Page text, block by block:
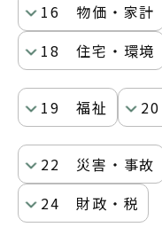
16 物価・家計
18 住宅・環境
19 福祉
22 災害・事故
24 財政・税